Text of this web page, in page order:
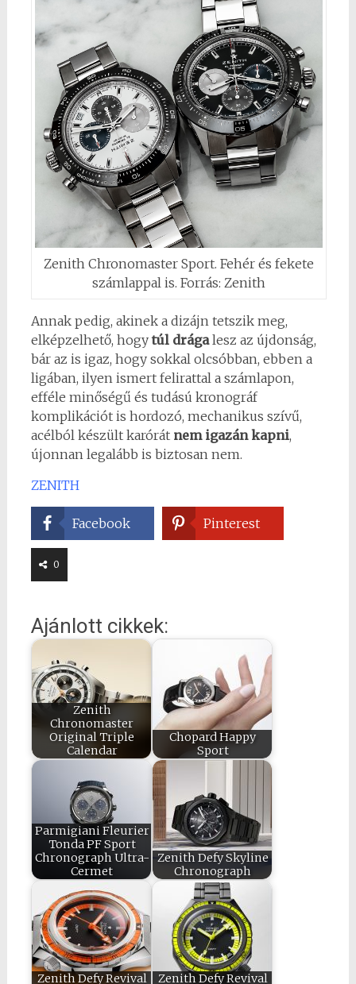
Zenith Chronomaster Sport. Fehér és fekete
számlappal is. Forrás: Zenith
Annak pedig, akinek a dizájn tetszik meg,
elképzelhető, hogytúl drágalesz az újdonság,
bár az is igaz, hogy sokkal olcsóbban, ebben a
ligában, ilyen ismert felirattal a számlapon,
efféle minőségű és tudású kronográf
komplikációt is hordozó, mechanikus szívű,
acélból készült karórát nem igazán kapni,
újonnan legalább is biztosan nem.
ZENITH
Facebook Pinterest
0
Ajánlott cikkek:
Zenith
Chronomaster
Original Triple
Calendar
Chopard Happy
Sport
Parmigiani Fleurier
Tonda PF Sport
Chronograph Ultra-
Cermet
Zenith Defy Skyline
Chronograph
Zenith Defy Revival Zenith Defy Revival
Shares